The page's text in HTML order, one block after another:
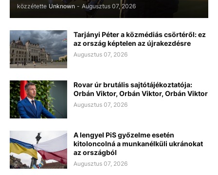
közzétette Unknown - Augusztus 07, 2026
Tarjányi Péter a közmédiás csörtéről: ez
az ország képtelen az újrakezdésre
Augusztus 07, 2026
Rovar úr brutális sajtótájékoztatója:
Orbán Viktor, Orbán Viktor, Orbán Viktor
Augusztus 07, 2026
A lengyel PiS győzelme esetén
kitoloncolná a munkanélküli ukránokat
az országból
Augusztus 07, 2026